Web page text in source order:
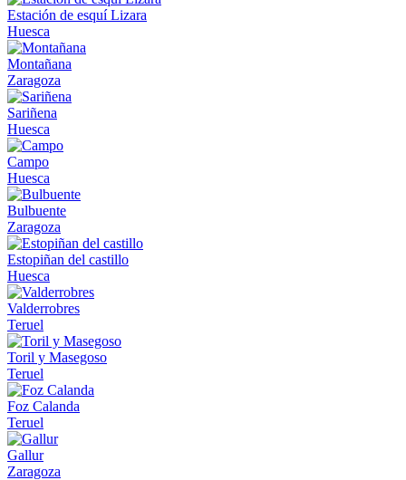
Estación de esquí Lizara
Huesca
Montañana
Zaragoza
Sariñena
Huesca
Campo
Huesca
Bulbuente
Zaragoza
Estopiñan del castillo
Huesca
Valderrobres
Teruel
Toril y Masegoso
Teruel
Foz Calanda
Teruel
Gallur
Zaragoza